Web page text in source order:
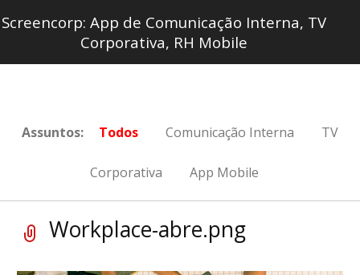
Screencorp: App de Comunicação Interna, TV
Corporativa, RH Mobile
Assuntos: Todos Comunicação Interna TV
Corporativa App Mobile
Workplace-abre.png